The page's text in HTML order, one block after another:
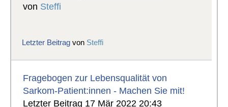
von Steffi
Letzter Beitrag von Steffi
Fragebogen zur Lebensqualität von
Sarkom-Patient:innen - Machen Sie mit!
Letzter Beitrag 17 Mär 2022 20:43